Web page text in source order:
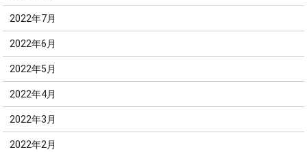
2022年7月
2022年6月
2022年5月
2022年4月
2022年3月
2022年2月